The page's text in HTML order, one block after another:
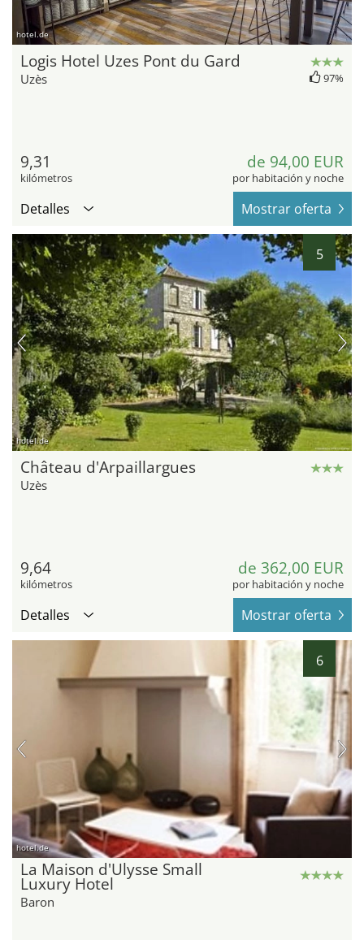
hotel.de
Logis Hotel Uzes Pont du Gard
Uzès 97%
9,31
kilómetros
de 94,00 EUR
por habitación y noche
Detalles Mostrar oferta
5
hotel.de
Château d'Arpaillargues
Uzès
9,64
kilómetros
de 362,00 EUR
por habitación y noche
Detalles Mostrar oferta
6
hotel.de
La Maison d'Ulysse Small
Luxury Hotel
Baron